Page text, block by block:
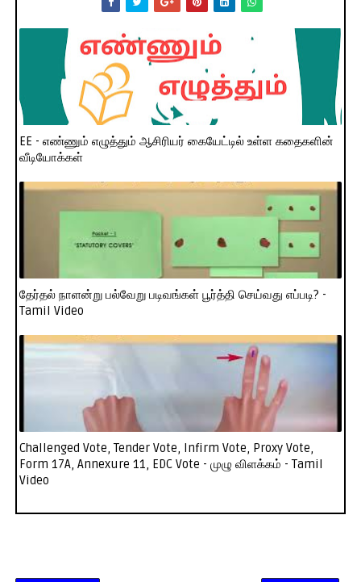
EE - எண்ணும் எழுத்தும் ஆசிரியர் கையேட்டில் உள்ள கதைகளின்
வீடியோக்கள்
தேர்தல் நாளன்று பல்வேறு படிவங்கள் பூர்த்தி செய்வது எப்படி? -
Tamil Video
Challenged Vote, Tender Vote, Infirm Vote, Proxy Vote,
Form 17A, Annexure 11, EDC Vote - முழு விளக்கம் - Tamil
Video